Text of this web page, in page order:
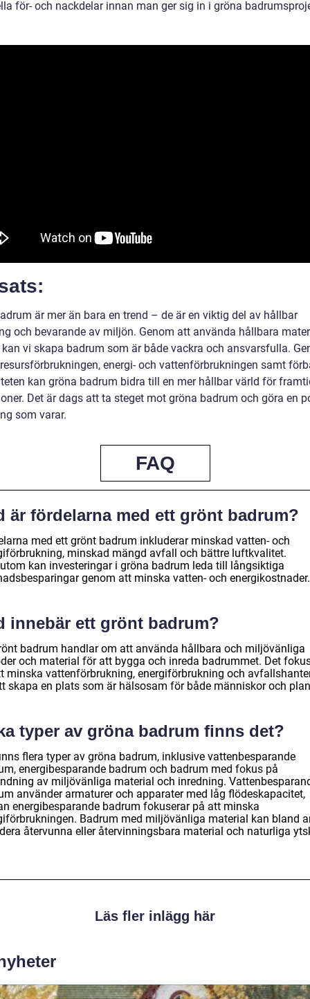
för- och nackdelar innan man ger sig in i gröna
är mer än bara en trend – de är en viktig del av hållbar
och bevarande av miljön. Genom att använda hållbara
vi skapa badrum som är både vackra och ansvarsfulla.
energi- och vattenförbrukningen samt
kan gröna badrum bidra till en mer hållbar värld för
Det är dags att ta steget mot gröna badrum och göra en
som varar.
FAQ
är fördelarna med ett grönt badrum?
med ett grönt badrum inkluderar minskad vatten- och
minskad mängd avfall och bättre luftkvalitet.
kan investeringar i gröna badrum leda till långsiktiga
genom att minska vatten- och energikostnader.
innebär ett grönt badrum?
badrum handlar om att använda hållbara och miljövänliga
och material för att bygga och inreda badrummet. Det
minska vattenförbrukning, energiförbrukning och
skapa en plats som är hälsosam för både människor och
typer av gröna badrum finns det?
flera typer av gröna badrum, inklusive vattenbesparande
energibesparande badrum och badrum med fokus på
av miljövänliga material och inredning.
använder armaturer och apparater med låg flödeskapacitet,
energibesparande badrum fokuserar på att minska
Badrum med miljövänliga material kan bland
återvunna eller återvinningsbara material och naturliga
Läs fler inlägg här